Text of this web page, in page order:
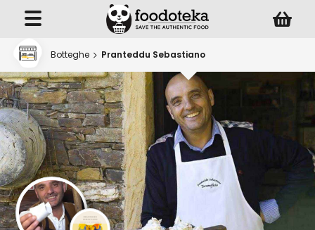
Botteghe Pranteddu Sebastiano